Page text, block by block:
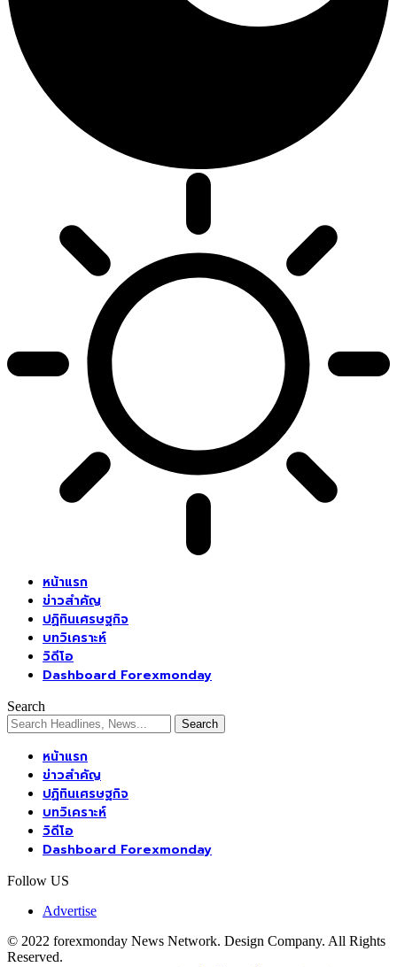
หน้าแรก
ข่าวสำคัญ
ปฏิทินเศรษฐกิจ
บทวิเคราะห์
วิดีโอ
Dashboard Forexmonday
Search
หน้าแรก
ข่าวสำคัญ
ปฏิทินเศรษฐกิจ
บทวิเคราะห์
วิดีโอ
Dashboard Forexmonday
Follow US
Advertise
© 2022 forexmonday News Network. Design Company. All Rights
Reserved.